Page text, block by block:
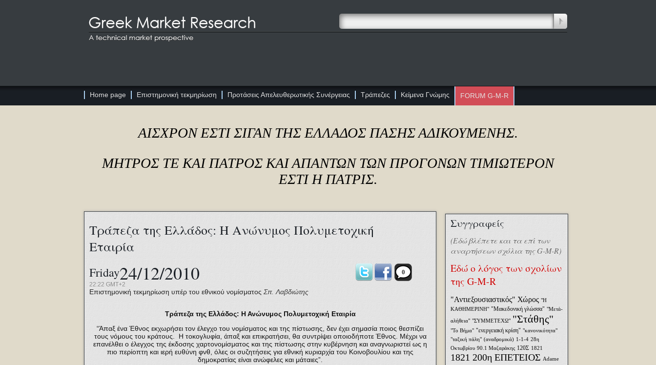
Home page Επιστημονική τεκμηρίωση Προτάσεις Απελευθερωτικής Συνέργειας Τράπεζες Κείμενα Γνώμης FORUM G-M-R
ΑΙΣΧΡΟΝ ΕΣΤΙ ΣΙΓΑΝ ΤΗΣ ΕΛΛΑΔΟΣ ΠΑΣΗΣ ΑΔΙΚΟΥΜΕΝΗΣ.
ΜΗΤΡΟΣ ΤΕ ΚΑΙ ΠΑΤΡΟΣ ΚΑΙ ΑΠΑΝΤΩΝ ΤΩΝ ΠΡΟΓΟΝΩΝ ΤΙΜΙΩΤΕΡΟΝ
ΕΣΤΙ Η ΠΑΤΡΙΣ.
Τράπεζα της Ελλάδος: Η Ανώνυμος Πολυμετοχική
Εταιρία
Friday24/12/2010
22:22 GMT+2
Επιστημονική τεκμηρίωση υπέρ του εθνικού νομίσματος Σπ. Λαβδιώτης
0
Τράπεζα της Ελλάδος: Η Ανώνυμος Πολυμετοχική Εταιρία
“Άπαξ ένα Έθνος εκχωρήσει τον έλεγχο του νομίσματος και της πίστωσης, δεν έχει σημασία ποιος θεσπίζει
τους νόμους του κράτους. Η τοκογλυφία, άπαξ και επικρατήσει, θα συντρίψει οποιοδήποτε Έθνος. Μέχρι να
επανέλθει ο έλεγχος της έκδοσης χαρτονομίσματος και της πίστωσης στην κυβέρνηση και αναγνωριστεί ως η
πιο περίοπτη και ιερή ευθύνη φνθ, όλες οι συζητήσεις για εθνική κυριαρχία του Κοινοβουλίου και της
δημοκρατίας είναι ανώφελες και μάταιες”.
Συγγραφείς
(Εδώ βλέπετε και τα επί των
αναρτήσεων σχόλια της G-M-R)
Εδώ ο λόγος των σχολίων
της G-M-R
"Αντιεξουσιαστικός" Χώρος "Η
ΚΑΘΗΜΕΡΙΝΗ" "Μακεδονική γλώσσα" "Μετά-
αλήθεια" "ΣΥΜΜΕΤΕΧΩ" "Στάθης"
"Το Βήμα" "ενεργειακή κρίση" "κανονικότητα"
"ταξική πάλη" (αναδρομικά) 1-1-4 28η
Οκτωβρίου 90.1 Μαζαράκης 120Σ 1821
1821 200η ΕΠΕΤΕΙΟΣ Adame